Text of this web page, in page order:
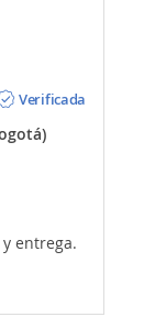
Verificada
entrega.